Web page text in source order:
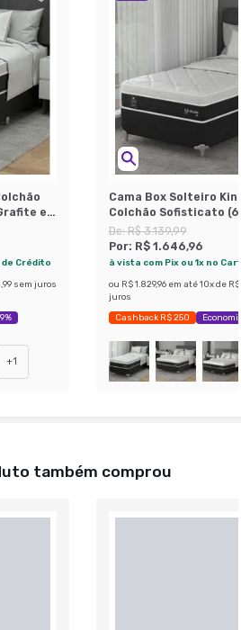
e
de Crédito
sem juros
+1
Cama Box Solteiro
Colchão Sofisticato
Grafite e Branco
De:R$ 3.139,99
Por: R$ 1.646,96
à vista com Pix ou 1x no
ou R$ 1.829,96 em até 10x de
juros
Cashback R$ 250
também comprou